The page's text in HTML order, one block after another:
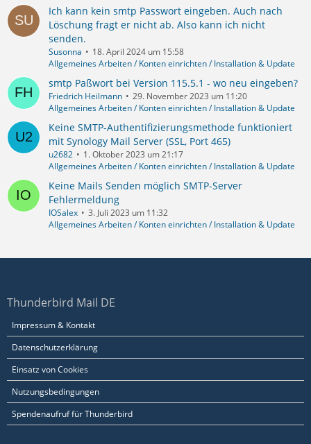
Ich kann kein smtp Passwort eingeben. Auch nach
Löschung fragt er nicht ab. Also kann ich nicht
senden.
Susonna
18. April 2024 um 15:58
Allgemeines Arbeiten / Konten einrichten / Installation & Update
smtp Paßwort bei Version 115.5.1 - wo neu eingeben?
Friedrich Heilmann
29. November 2023 um 11:20
Allgemeines Arbeiten / Konten einrichten / Installation & Update
Keine SMTP-Authentifizierungsmethode funktioniert
mit Synology Mail Server (SSL, Port 465)
u2682
1. Oktober 2023 um 21:17
Allgemeines Arbeiten / Konten einrichten / Installation & Update
Keine Mails Senden möglich SMTP-Server
Fehlermeldung
IOSalex
3. Juli 2023 um 11:32
Allgemeines Arbeiten / Konten einrichten / Installation & Update
Thunderbird Mail DE
Impressum & Kontakt
Datenschutzerklärung
Einsatz von Cookies
Nutzungsbedingungen
Spendenaufruf für Thunderbird